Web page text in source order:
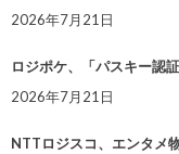
2026年7月21日
ロジポケ、「パスキー認
2026年7月21日
NTTロジスコ、エンタメ